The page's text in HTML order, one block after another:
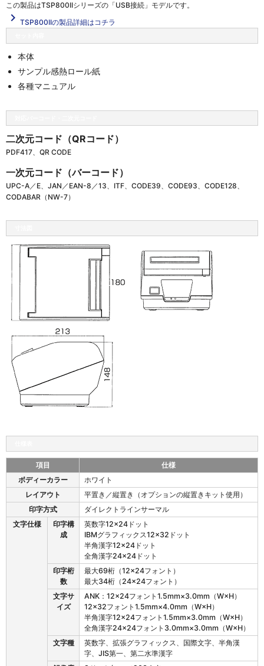
この製品はTSP800IIシリーズの「USB接続」 モデルです。
navigate_next TSP800IIの製品詳細はコチラ
本体
サンプル感熱ロール紙
各種マニュアル
二次元コード（QRコード）
PDF417、QR CODE
一次元コード（バーコード）
UPC-A／E、JAN／EAN-8／13、ITF、CODE39、CODE93、CODE128、
CODABAR（NW-7）
S
0
項目
仕様
ボディーカラー
ホワイト
レイアウト
平置き／縦置き（オプションの縦置きキット使用）
印字方式
ダイレクトラインサーマル
文字仕様
印字構
成
英数字12×24ドット
IBMグラフィックス12×32ドット
半角漢字12×24ドット
全角漢字24×24ドット
印字桁
数
最大69桁（12×24フォント）
最大34桁（24×24フォント）
文字サ
イズ
ANK：12×24フォント1.5mm×3.0mm（W×H）
12×32フォント1.5mm×4.0mm（W×H）
半角漢字12×24フォント1.5mm×3.0mm（W×H）
全角漢字24×24フォント3.0mm×3.0mm（W×H）
文字種
英数字、拡張グラフィックス、国際文字、半角漢
字、JIS第一、第二水準漢字